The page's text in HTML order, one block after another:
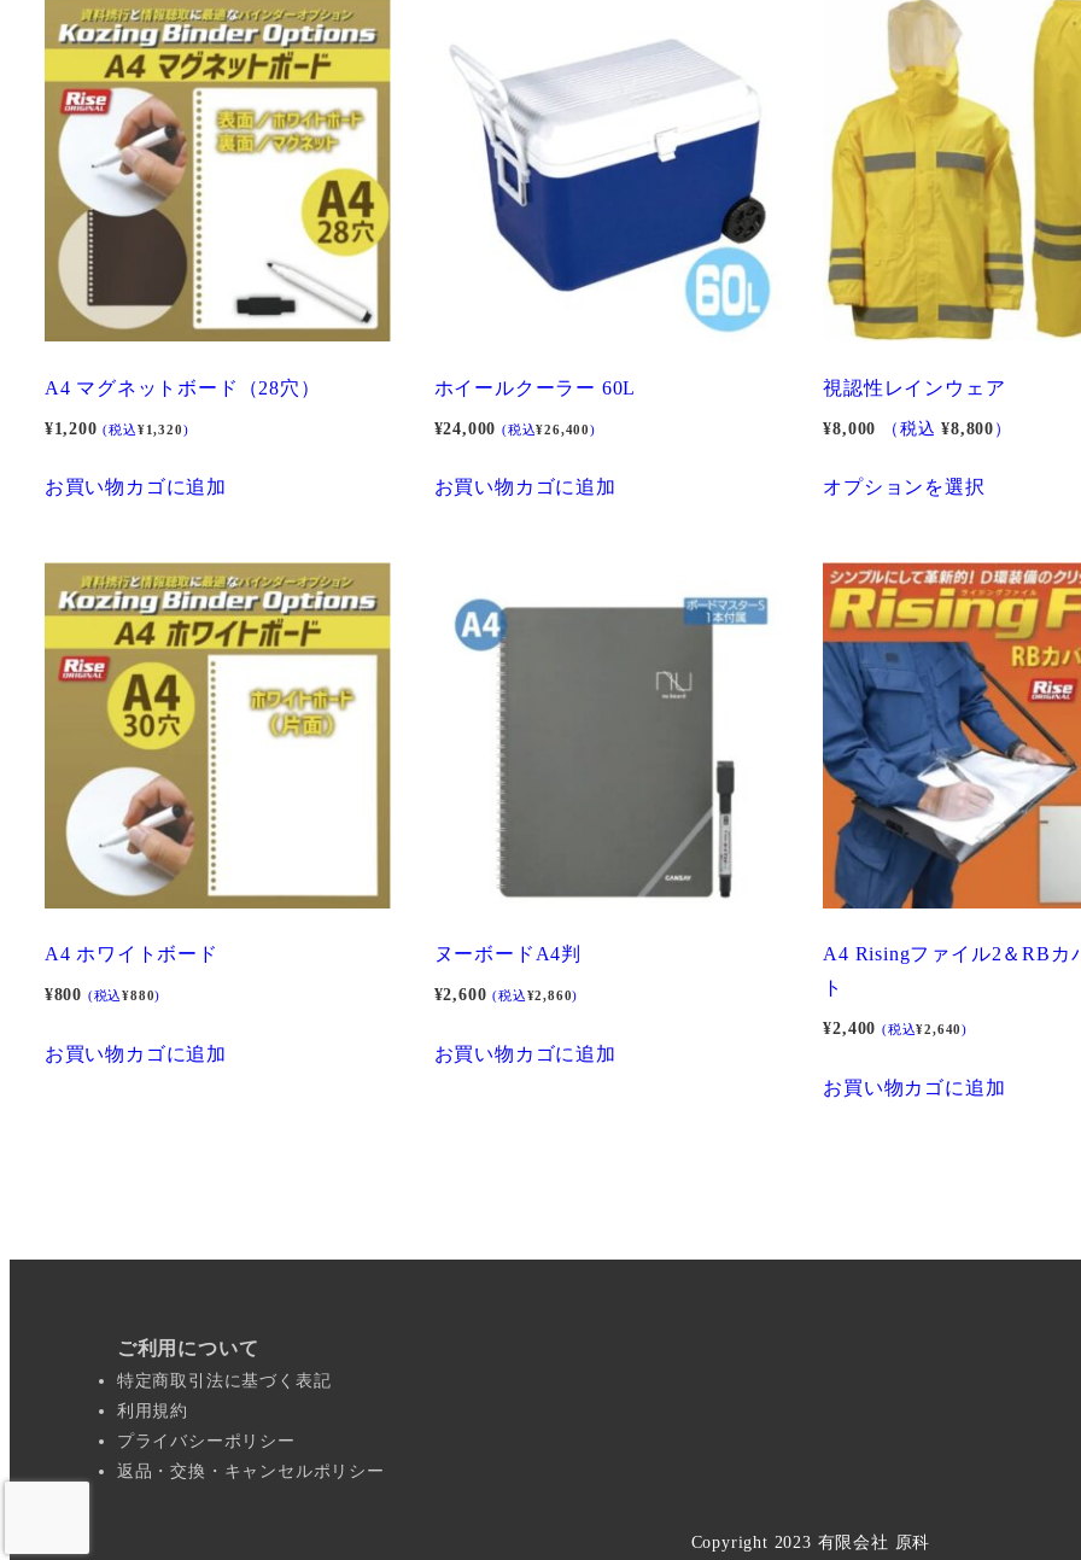
A4 マグネットボード（28穴）
¥1,200 (税込¥1,320)
お買い物カゴに追加
ホイールクーラー 60L
¥24,000 (税込¥26,400)
お買い物カゴに追加
視認性レインウェア
¥8,000 （税込¥8,800 ）
オプションを選択
の
品
に
は
複
数
の
バ
リ
エ
シ
り
A4 ホワイトボード
¥800 (税込¥880)
お買い物カゴに追加
ヌーボードA4判
¥2,600 (税込¥2,860)
お買い物カゴに追加
A4 Risingファイル2＆RBカ
ト
¥2,400 (税込¥2,640)
お買い物カゴに追加
ご利用について
特定商取引法に基づく表記
利用規約
プライバシーポリシー
返品・交換・キャンセルポリシー
Copyright 2023 有限会社 原科